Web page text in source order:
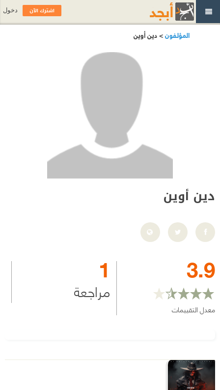
المؤلفون> دين أوين
دين أوين
3.9
معدل التقييمات
1
مراجعة
اشترك الآن دخول